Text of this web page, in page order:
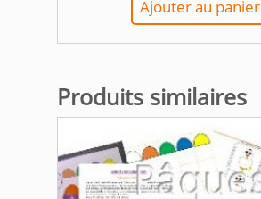
Ajouter au panier
Produits similaires